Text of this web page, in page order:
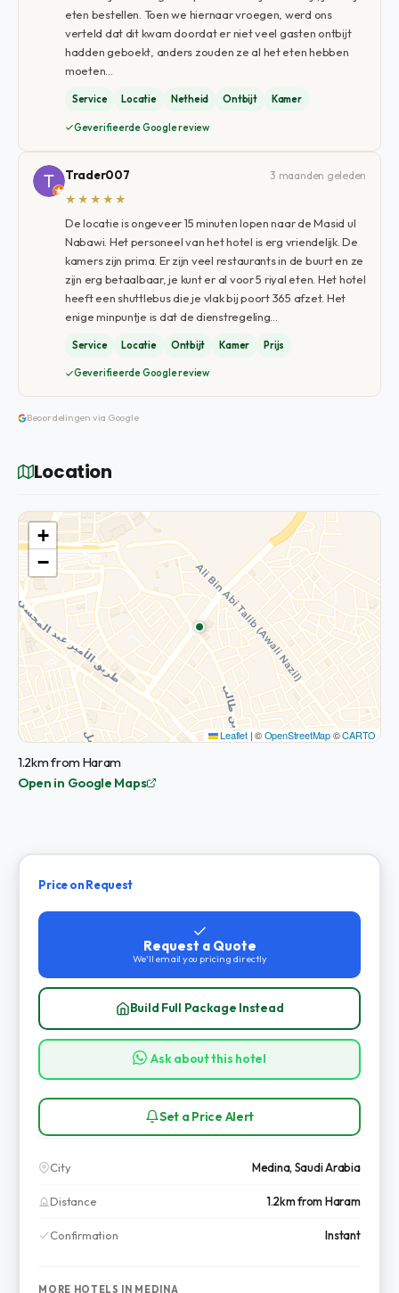
eten bestellen. Toen we hiernaar vroegen, werd ons
verteld dat dit kwam doordat er niet veel gasten ontbijt
hadden geboekt, anders zouden ze al het eten hebben
moeten…
Service Locatie Netheid Ontbijt Kamer
Geverifieerde Google review
Trader007
3 maanden geleden
★★★★★
De locatie is ongeveer 15 minuten lopen naar de Masid ul
Nabawi. Het personeel van het hotel is erg vriendelijk. De
kamers zijn prima. Er zijn veel restaurants in de buurt en ze
zijn erg betaalbaar, je kunt er al voor 5 riyal eten. Het hotel
heeft een shuttlebus die je vlak bij poort 365 afzet. Het
enige minpuntje is dat de dienstregeling…
Service Locatie Ontbijt Kamer Prijs
Geverifieerde Google review
Beoordelingen via Google
Location
+
−
Leaflet |©OpenStreetMap©CARTO
1.2km from Haram
Open in Google Maps
Price on Request
Request a Quote
We'll email you pricing directly
Build Full Package Instead
Ask about this hotel
Set a Price Alert
City Medina, Saudi Arabia
Distance 1.2km from Haram
Confirmation Instant
MORE HOTELS IN MEDINA